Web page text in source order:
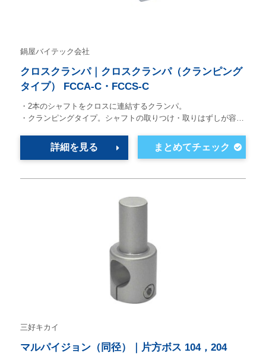
鍋屋バイテック会社
クロスクランパ｜クロスクランパ（クランピング
タイプ） FCCA-C・FCCS-C
・2本のシャフトをクロスに連結するクランパ。
・クランピングタイプ。シャフトの取りつけ・取りはずしが容…
詳細を見る
三好キカイ
マルパイジョン（同径）｜片方ボス 104，204